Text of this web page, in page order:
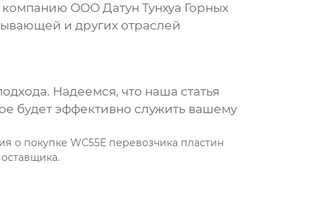
ООО Датун Тунхуа Горных
и других отраслей
Надеемся, что наша статья
будет эффективно служить вашему
о покупке WC55E перевозчика пластин